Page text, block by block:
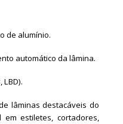
de alumínio.
automático da lâmina.
LBD).
lâminas destacáveis do
estiletes, cortadores,